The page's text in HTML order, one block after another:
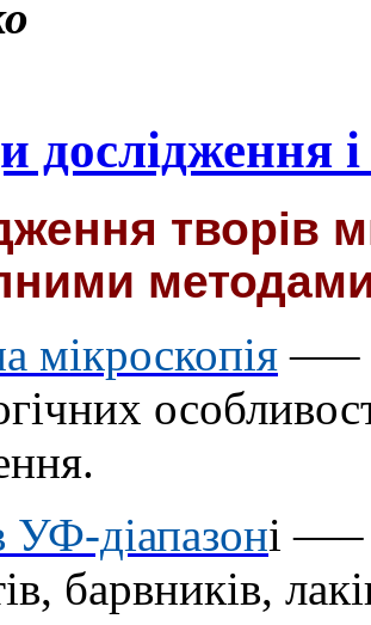
дослідження
творів
мікроскопія —–
УФ-діапазоні —
барвників,